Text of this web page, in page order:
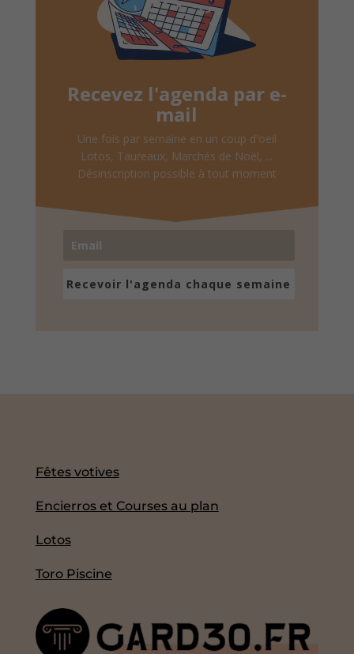
Recevez l'agenda par e-
mail
Une fois par semaine en un coup d'oeil
Lotos, Taureaux, Marchés de Noël, ...
Désinscription possible à tout moment
Recevoir l'agenda chaque semaine
Fêtes votives
Encierros et Courses au plan
Lotos
Toro Piscine